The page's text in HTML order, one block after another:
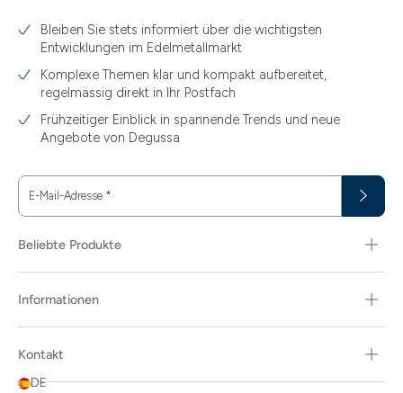
Bleiben Sie stets informiert über die wichtigsten
Entwicklungen im Edelmetallmarkt
Komplexe Themen klar und kompakt aufbereitet,
regelmässig direkt in Ihr Postfach
Frühzeitiger Einblick in spannende Trends und neue
Angebote von Degussa
E-Mail-Adresse *
Beliebte Produkte
Informationen
Kontakt
DE